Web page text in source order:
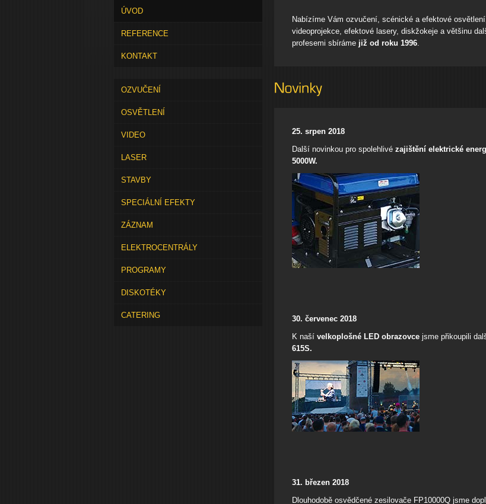
ÚVOD
REFERENCE
KONTAKT
OZVUČENÍ
OSVĚTLENÍ
VIDEO
LASER
STAVBY
SPECIÁLNÍ EFEKTY
ZÁZNAM
ELEKTROCENTRÁLY
PROGRAMY
DISKOTÉKY
CATERING
Nabízíme Vám ozvučení, scénické a efektové
videoprojekce, efektové lasery, diskžokeje a většinu
profesemi sbíráme již od roku 1996.
25. srpen 2018
Další novinkou pro spolehlivé zajištění elektrické
5000W.
30. červenec 2018
K naší velkoplošné LED obrazovce jsme přikoupili
615S.
31. březen 2018
Dlouhodobě osvědčené zesilovače FP10000Q jsme